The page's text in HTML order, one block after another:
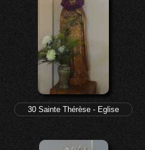
30 Sainte Thérèse - Eglise